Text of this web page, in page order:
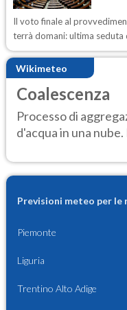
Il voto finale al
terrà domani: ultima seduta
Wikimeteo
Coalescenza
Processo di
d'acqua in una
Previsioni meteo per
Piemonte
Liguria
Trentino Alto Adige